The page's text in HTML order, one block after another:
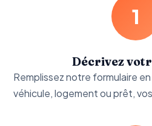
1
Décrivez
Remplissez notre formulaire
véhicule, logement ou prêt,